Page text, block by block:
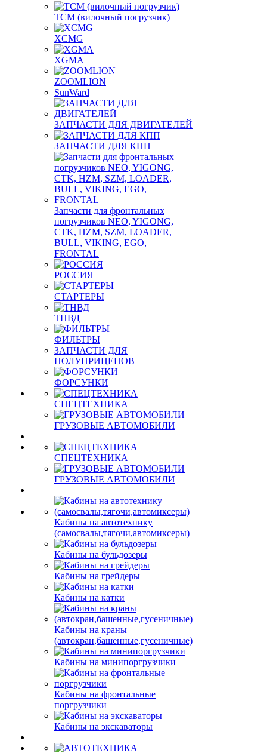
TCM (вилочный погрузчик)
XCMG
XGMA
ZOOMLION
SunWard
ЗАПЧАСТИ ДЛЯ ДВИГАТЕЛЕЙ
ЗАПЧАСТИ ДЛЯ КПП
Запчасти для фронтальных
погрузчиков NEO, YIGONG,
CTK, HZM, SZM, LOADER,
BULL, VIKING, EGO,
FRONTAL
РОССИЯ
СТАРТЕРЫ
ТНВД
ФИЛЬТРЫ
ЗАПЧАСТИ ДЛЯ
ПОЛУПРИЦЕПОВ
ФОРСУНКИ
СПЕЦТЕХНИКА
ГРУЗОВЫЕ АВТОМОБИЛИ
СПЕЦТЕХНИКА
ГРУЗОВЫЕ АВТОМОБИЛИ
Кабины на автотехнику
(самосвалы,тягочи,автомиксеры)
Кабины на бульдозеры
Кабины на грейдеры
Кабины на катки
Кабины на краны
(автокран,башенные,гусеничные)
Кабины на минипоргрузчики
Кабины на фронтальные
поргрузчики
Кабины на экскаваторы